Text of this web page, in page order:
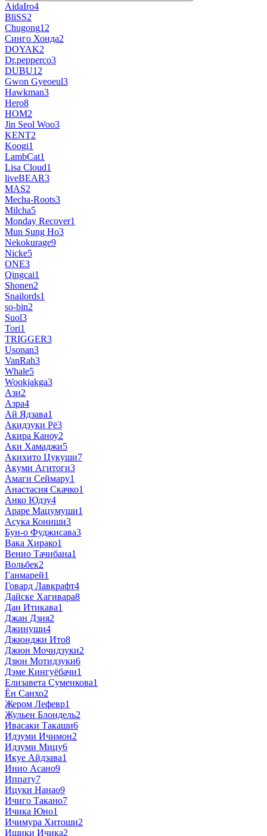
AidaIro4
BliSS2
Chugong12
Cинго Хонда2
DOYAK2
Dr.pepperco3
DUBU12
Gwon Gyeoeul3
Hawkman3
Hero8
HOM2
Jin Seol Woo3
KENT2
Koogi1
LambCat1
Lisa Cloud1
liveBEAR3
MAS2
Mecha-Roots3
Milcha5
Monday Recover1
Mun Sung Ho3
Nekokurage9
Nicke5
ONE3
Qingcai1
Shonen2
Snailords1
so-bin2
Suol3
Tori1
TRIGGER3
Usonan3
VanRah3
Whale5
Wookjakga3
Ази2
Азра4
Ай Ядзава1
Акидзуки Рё3
Акира Каноу2
Аки Хамаджи5
Акихито Цукуши7
Акуми Агитоги3
Амаги Сеймару1
Анастасия Скачко1
Анко Юдзу4
Араре Мацумуши1
Асука Кониши3
Бун-о Фуджисава3
Вака Хирако1
Венио Тачибана1
Вольбек2
Ганмарей1
Говард Лавкрафт4
Дайске Хагивара8
Дан Итикава1
Джан Дзия2
Джинуши4
Джюнджи Ито8
Джюн Мочидзуки2
Дзюн Мотидзуки6
Дэме Кингуёбачи1
Елизавета Суменкова1
Ён Санхо2
Жером Лефевр1
Жульен Блондель2
Ивасаки Такаши6
Идзуми Ичимон2
Идзуми Мицу6
Икуе Айдзава1
Инио Асано9
Иппату7
Ицуки Нанао9
Ичиго Такано7
Ичика Юно1
Ичимура Хитоши2
Ишики Ичика2